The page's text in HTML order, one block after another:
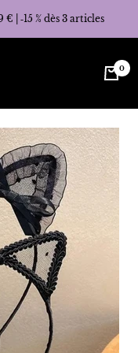
| ‑15 % dès 3 articles
0